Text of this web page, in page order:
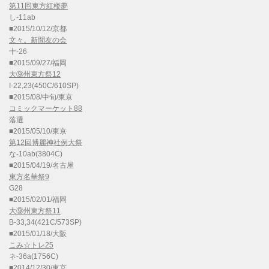
第11回東方紅楼夢
し-11ab
■2015/10/12/京都
文々。新聞友の会
十-26
■2015/09/27/福岡
大⑨州東方祭12
I-22,23(450C/610SP)
■2015/08/中旬/東京
コミックマーケット88
落選
■2015/05/10/東京
第12回博麗神社例大祭
な-10ab(3804C)
■2015/04/19/名古屋
東方名華祭9
G28
■2015/02/01/福岡
大⑨州東方祭11
B-33,34(421C/573SP)
■2015/01/18/大阪
こみ☆トレ25
ネ-36a(1756C)